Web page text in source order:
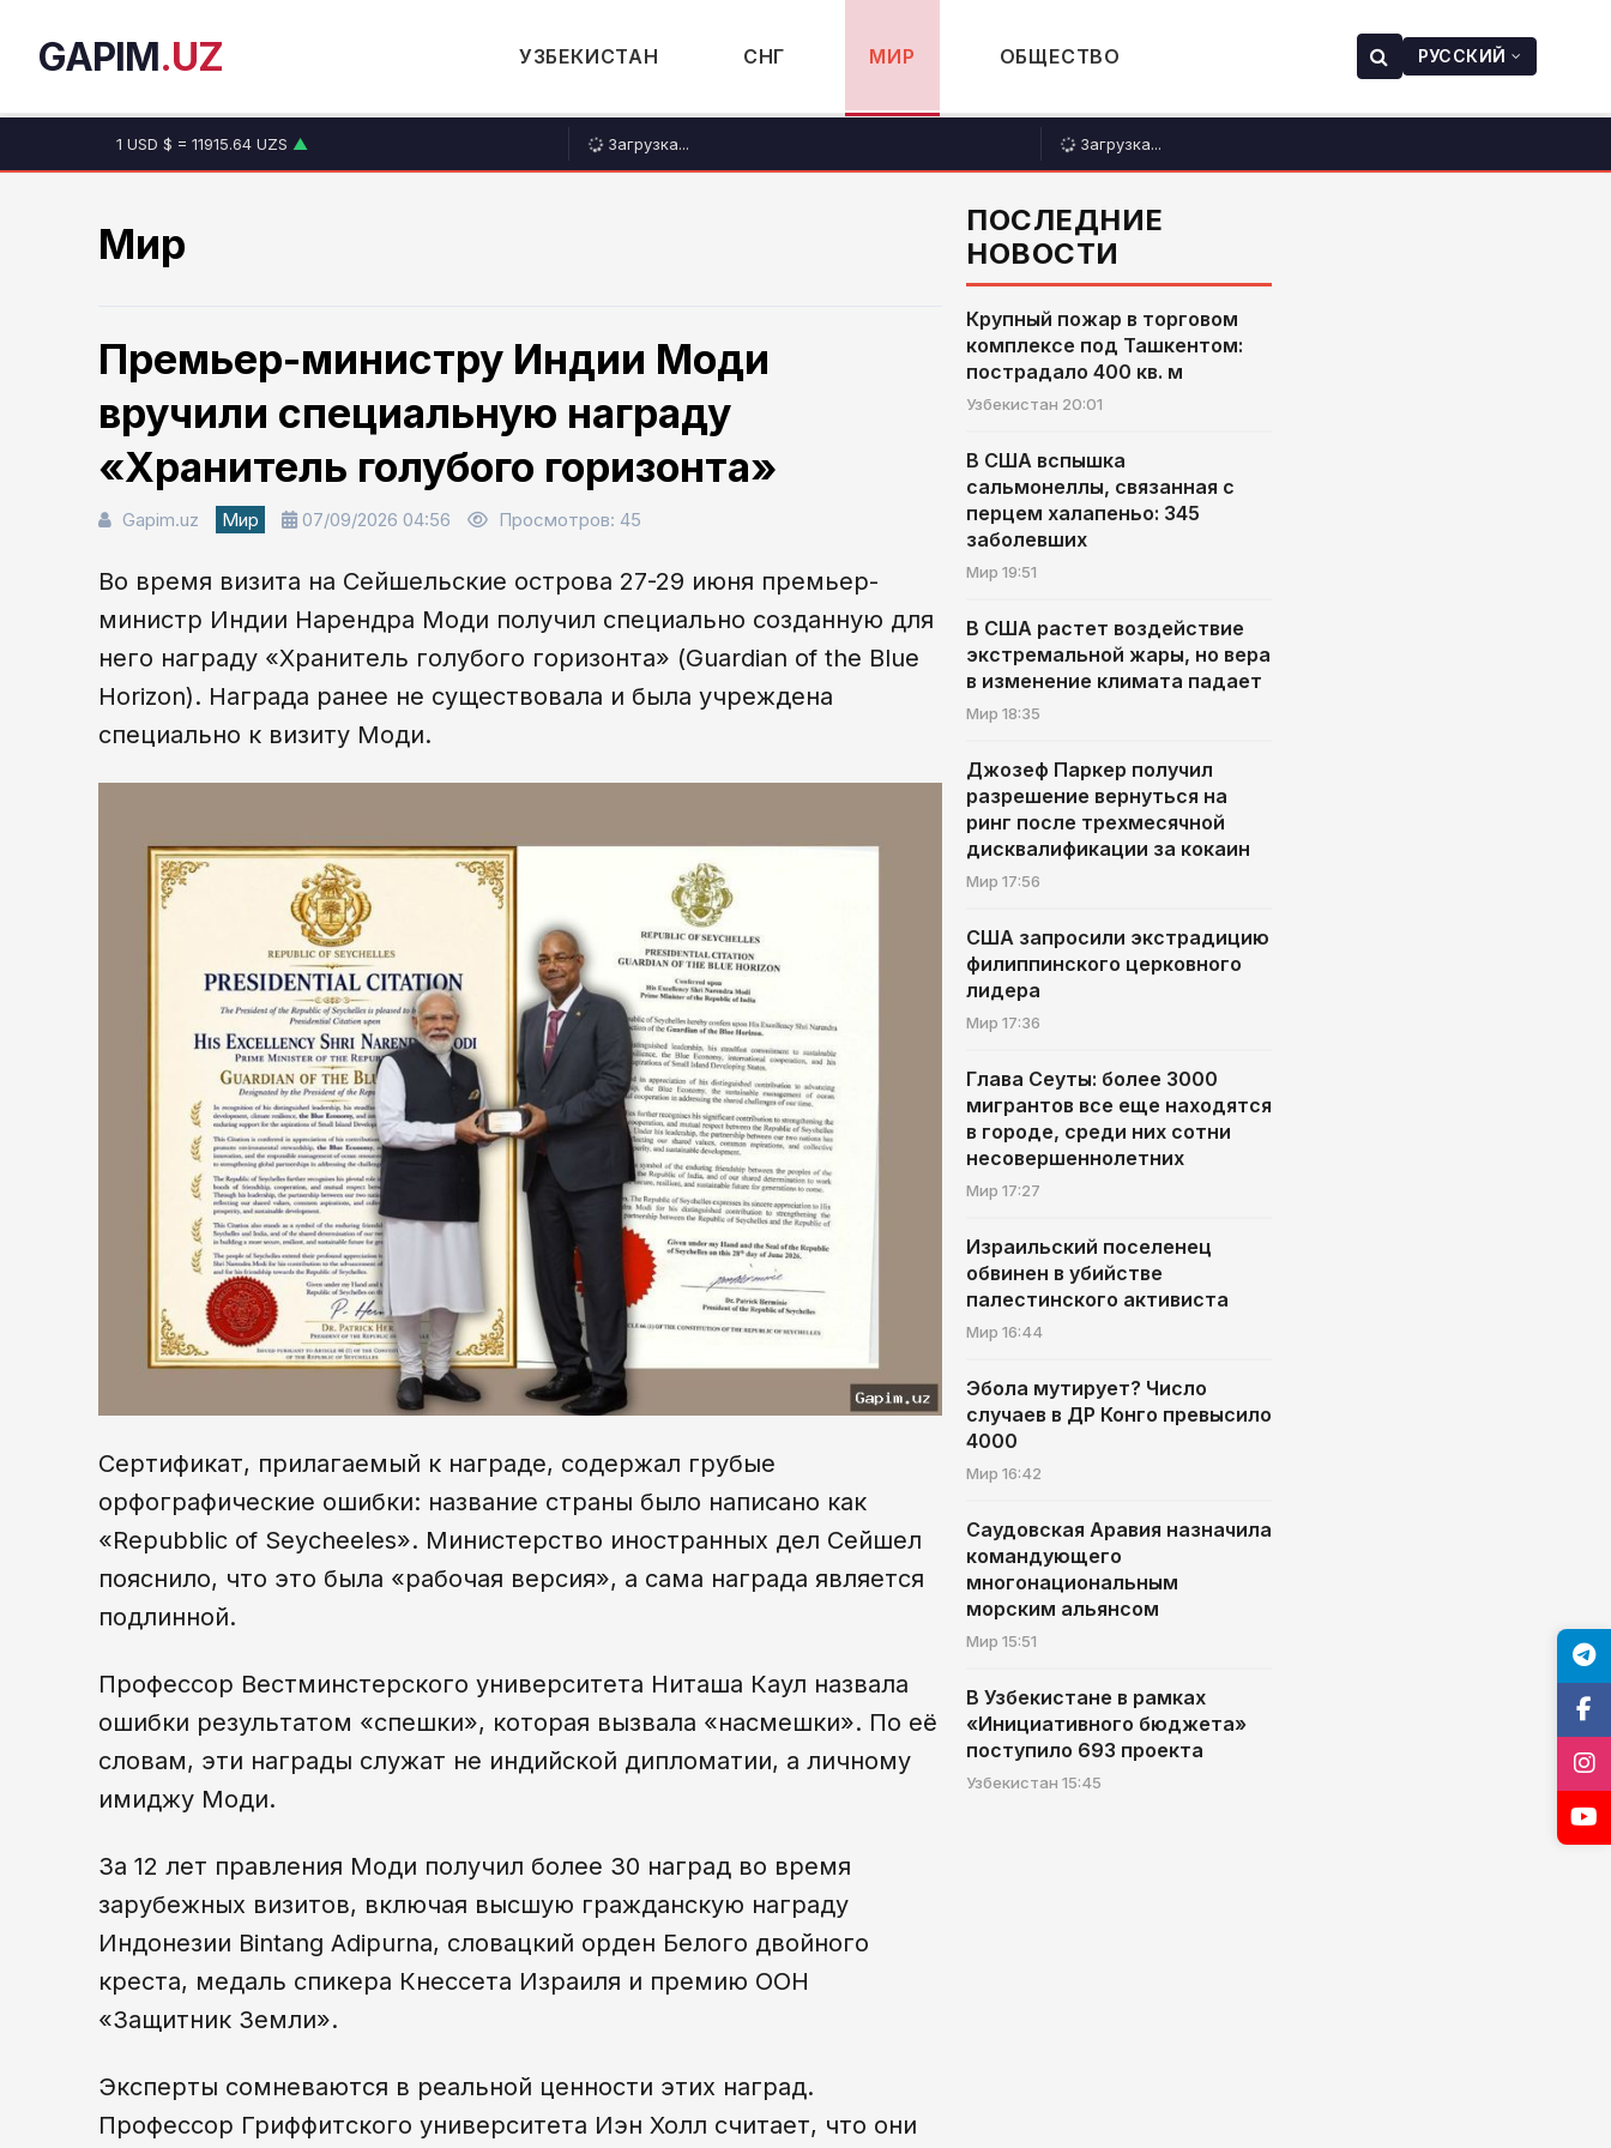
GAPIM.UZ УЗБЕКИСТАН СНГ МИР ОБЩЕСТВО РУССКИЙ
1 USD $ = 11915.64 UZS ▲
Загрузка... Загрузка...
Мир
Премьер-министру Индии Моди
вручили специальную награду
«Хранитель голубого горизонта»
Gapim.uz Мир 07/09/2026 04:56 Просмотров: 45
Во время визита на Сейшельские острова 27-29 июня премьер-
министр Индии Нарендра Моди получил специально созданную для
него награду «Хранитель голубого горизонта» (Guardian of the Blue
Horizon). Награда ранее не существовала и была учреждена
специально к визиту Моди.
Сертификат, прилагаемый к награде, содержал грубые
орфографические ошибки: название страны было написано как
«Repubblic of Seycheeles». Министерство иностранных дел Сейшел
пояснило, что это была «рабочая версия», а сама награда является
подлинной.
Профессор Вестминстерского университета Ниташа Каул назвала
ошибки результатом «спешки», которая вызвала «насмешки». По её
словам, эти награды служат не индийской дипломатии, а личному
имиджу Моди.
За 12 лет правления Моди получил более 30 наград во время
зарубежных визитов, включая высшую гражданскую награду
Индонезии Bintang Adipurna, словацкий орден Белого двойного
креста, медаль спикера Кнессета Израиля и премию ООН
«Защитник Земли».
Эксперты сомневаются в реальной ценности этих наград.
Профессор Гриффитского университета Иэн Холл считает, что они
ПОСЛЕДНИЕ
НОВОСТИ
Крупный пожар в торговом
комплексе под Ташкентом:
пострадало 400 кв. м
Узбекистан 20:01
В США вспышка
сальмонеллы, связанная с
перцем халапеньо: 345
заболевших
Мир 19:51
В США растет воздействие
экстремальной жары, но вера
в изменение климата падает
Мир 18:35
Джозеф Паркер получил
разрешение вернуться на
ринг после трехмесячной
дисквалификации за кокаин
Мир 17:56
США запросили экстрадицию
филиппинского церковного
лидера
Мир 17:36
Глава Сеуты: более 3000
мигрантов все еще находятся
в городе, среди них сотни
несовершеннолетних
Мир 17:27
Израильский поселенец
обвинен в убийстве
палестинского активиста
Мир 16:44
Эбола мутирует? Число
случаев в ДР Конго превысило
4000
Мир 16:42
Саудовская Аравия назначила
командующего
многонациональным
морским альянсом
Мир 15:51
В Узбекистане в рамках
«Инициативного бюджета»
поступило 693 проекта
Узбекистан 15:45